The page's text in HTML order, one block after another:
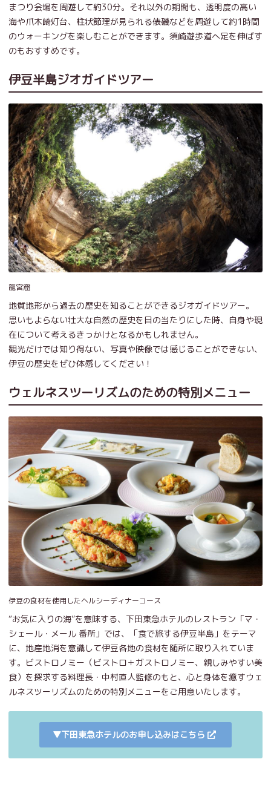
まつり会場を周遊して約30分。それ以外の期間も、透明度の高い
海や爪木崎灯台、柱状節理が見られる俵磯などを周遊して約1時間
のウォーキングを楽しむことができます。須崎遊歩道へ足を伸ばす
のもおすすめです。
伊豆半島ジオガイドツアー
龍宮窟
地質地形から過去の歴史を知ることができるジオガイドツアー。
思いもよらない壮大な自然の歴史を目の当たりにした時、自身や現
在について考えるきっかけとなるかもしれません。
観光だけでは知り得ない、写真や映像では感じることができない、
伊豆の歴史をぜひ体感してください！
ウェルネスツーリズムのための特別メニュー
伊豆の食材を使用したヘルシーディナーコース
“お気に入りの海”を意味する、下田東急ホテルのレストラン「マ・
シェール・メール 番所」では、「食で旅する伊豆半島」をテーマ
に、地産地消を意識して伊豆各地の食材を随所に取り入れていま
す。ビストロノミー（ビストロ＋ガストロノミー、親しみやすい美
食）を探求する料理長・中村直人監修のもと、心と身体を癒すウェ
ルネスツーリズムのための特別メニューをご用意いたします。
▼下田東急ホテルのお申し込みはこちら